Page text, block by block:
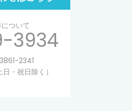
ついて
3934
2341
・祝日除く）